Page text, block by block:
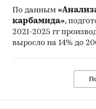
По данным
карбамида»,
2021-2025 гг
выросло на 14% до